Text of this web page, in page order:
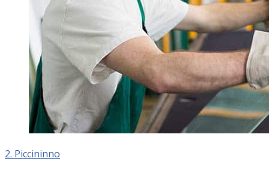
2. Piccininno